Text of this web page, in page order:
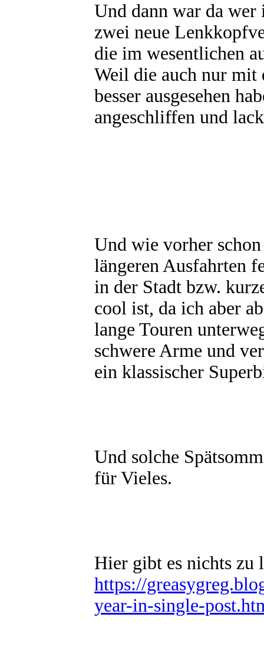
Und dann war da
zwei neue
die im wesentlichen
Weil die auch nur mit
besser ausgesehen
angeschliffen und
Und wie vorher
längeren Ausfahrten
in der Stadt bzw.
cool ist, da ich aber
lange Touren
schwere Arme und
ein klassischer
Und solche
für Vieles.
Hier gibt es nichts zu
https://
year-in-single-